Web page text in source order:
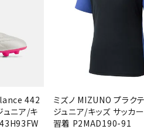
商品
野球スパイク・
少年野球スパ
野球ウェア
ジュニア野球ウ
ユニフォーム・
インナーグロ
その他手袋
ショルダーバッグ
ボディー・ウエストバッグ
ダッフル・ボストンバッグ
テニスバッグ
その他バッグ
ラ
テ
野
バ
バ
ト
ラ
ト
FINTA Foxfire
442
ニア/キ
ミズノ MIZUNO プラク
ジュニア/キッズ サッカ
習着 P2MAD190-91